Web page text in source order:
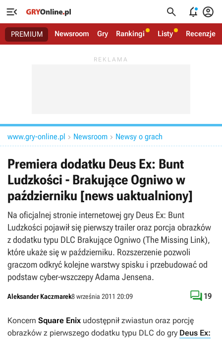
   
PREMIUM Newsroom Gry Rankingi Listy Recenzje
www.gry-online.pl  Newsroom  Newsy o grach
Premiera dodatku Deus Ex: Bunt
Ludzkości - Brakujące Ogniwo w
październiku [news uaktualniony]
Na oficjalnej stronie internetowej gry Deus Ex: Bunt
Ludzkości pojawił się pierwszy trailer oraz porcja obrazków
z dodatku typu DLC Brakujące Ogniwo (The Missing Link),
które ukaże się w październiku. Rozszerzenie pozwoli
graczom odkryć kolejne warstwy spisku i przebudować od
podstaw cyber-wszczepy Adama Jensena.
Aleksander Kaczmarek8 września 2011 20:09  19
Koncern Square Enix udostępnił zwiastun oraz porcję
obrazków z pierwszego dodatku typu DLC do gry Deus Ex: